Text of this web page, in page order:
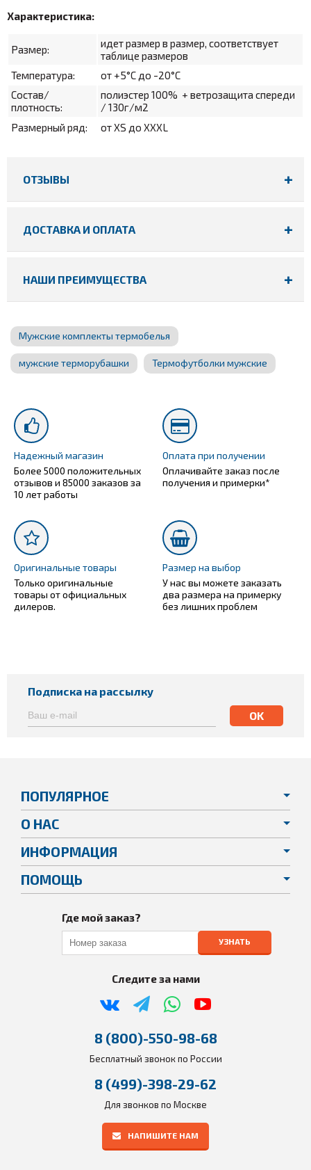
Характеристика:
Размер:
идет размер в размер, соответствует
таблице размеров
Температура:
от +5°С до -20°С
Состав/
плотность:
полиэстер 100% + ветрозащита спереди
/ 130г/м2
Размерный ряд:
от XS до XXXL
ОТЗЫВЫ
ДОСТАВКА И ОПЛАТА
НАШИ ПРЕИМУЩЕСТВА
Мужские комплекты термобелья
мужские терморубашки Термофутболки мужские
Надежный магазин
Более 5000 положительных
отзывов и 85000 заказов за
10 лет работы
Оплата при получении
Оплачивайте заказ после
получения и примерки*
Оригинальные товары
Только оригинальные
товары от официальных
дилеров.
Размер на выбор
У нас вы можете заказать
два размера на примерку
без лишних проблем
Подписка на рассылку
ПОПУЛЯРНОЕ
О НАС
ИНФОРМАЦИЯ
ПОМОЩЬ
Где мой заказ?
УЗНАТЬ
Следите за нами
8 (800)-550-98-68
Бесплатный звонок по России
8 (499)-398-29-62
Для звонков по Москве
НАПИШИТЕ НАМ